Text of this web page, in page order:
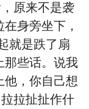
原来不是袭
身旁坐下，
就是跌了扇
那些话。说我
他，你自己想
拉扯扯作什